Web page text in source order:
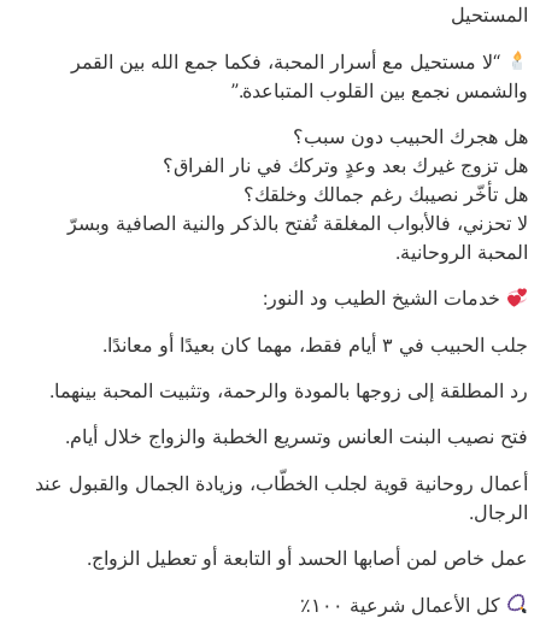
المستحيل
“لا مستحيل مع أسرار المحبة، فكما جمع الله بين القمر
والشمس نجمع بين القلوب المتباعدة.”
هل هجرك الحبيب دون سبب؟
هل تزوج غيرك بعد وعدٍ وتركك في نار الفراق؟
هل تأخّر نصيبك رغم جمالك وخلقك؟
لا تحزني، فالأبواب المغلقة تُفتح بالذكر والنية الصافية وبسرّ
المحبة الروحانية.
خدمات الشيخ الطيب ود النور:
جلب الحبيب في ٣ أيام فقط، مهما كان بعيدًا أو معاندًا.
رد المطلقة إلى زوجها بالمودة والرحمة، وتثبيت المحبة بينهما.
فتح نصيب البنت العانس وتسريع الخطبة والزواج خلال أيام.
أعمال روحانية قوية لجلب الخطّاب، وزيادة الجمال والقبول عند
الرجال.
عمل خاص لمن أصابها الحسد أو التابعة أو تعطيل الزواج.
كل الأعمال شرعية ١٠٠٪